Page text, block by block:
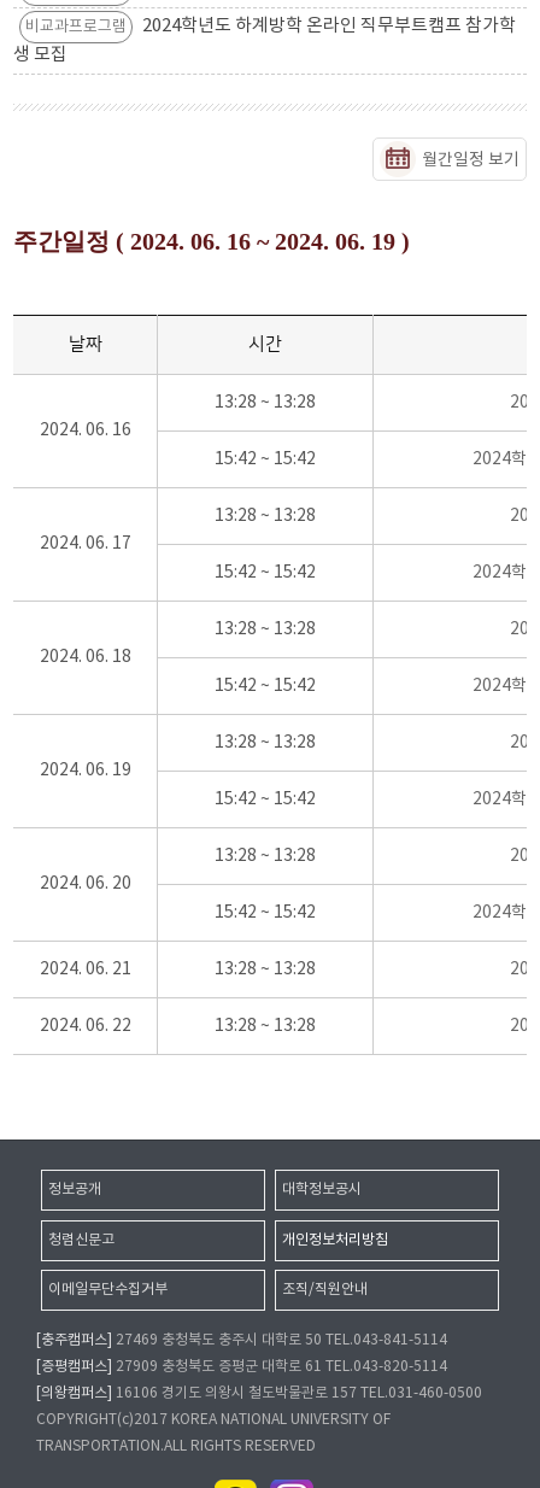
비교과프로그램
2024학년도 하계방학 온라인 직무부트캠프 참가학
생 모집
월간일정 보기
주간일정 ( 2024. 06. 16 ~ 2024. 06. 19 )
날짜 시간
2024. 06. 16
13:28 ~ 13:28
15:42 ~ 15:42 2024학
2024. 06. 17
13:28 ~ 13:28
15:42 ~ 15:42 2024학
2024. 06. 18
13:28 ~ 13:28
15:42 ~ 15:42 2024학
2024. 06. 19
13:28 ~ 13:28
15:42 ~ 15:42 2024학
2024. 06. 20
13:28 ~ 13:28
15:42 ~ 15:42 2024학
2024. 06. 21 13:28 ~ 13:28
2024. 06. 22 13:28 ~ 13:28
정보공개 대학정보공시
청렴신문고 개인정보처리방침
이메일무단수집거부 조직/직원안내
[충주캠퍼스]
27469 충청북도 충주시 대학로 50 TEL.043-841-5114
[증평캠퍼스]
27909 충청북도 증평군 대학로 61 TEL.043-820-5114
[의왕캠퍼스]
16106 경기도 의왕시 철도박물관로 157 TEL.031-460-0500
COPYRIGHT(c)2017 KOREA NATIONAL UNIVERSITY OF
TRANSPORTATION.ALL RIGHTS RESERVED